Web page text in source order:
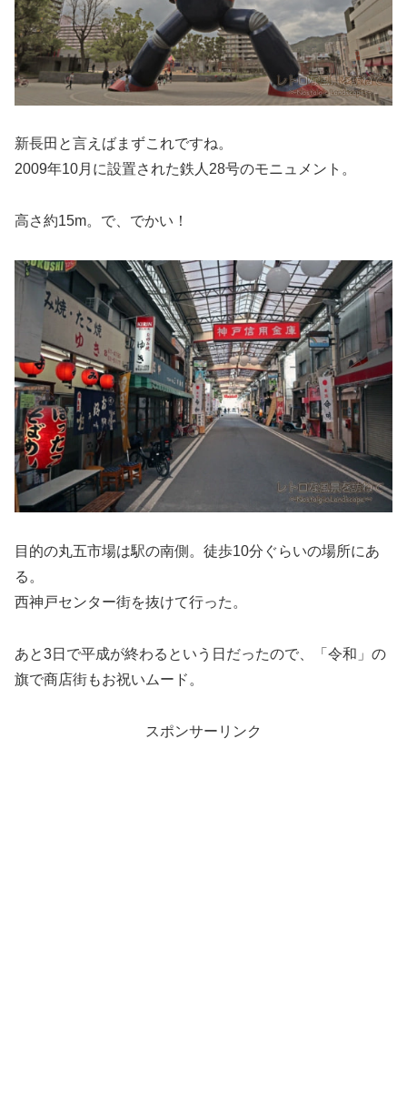
新長田と言えばまずこれですね。
2009年10月に設置された鉄人28号のモニュメント。
高さ約15m。で、でかい！
目的の丸五市場は駅の南側。徒歩10分ぐらいの場所にあ
る。
西神戸センター街を抜けて行った。
あと3日で平成が終わるという日だったので、「令和」の
旗で商店街もお祝いムード。
スポンサーリンク